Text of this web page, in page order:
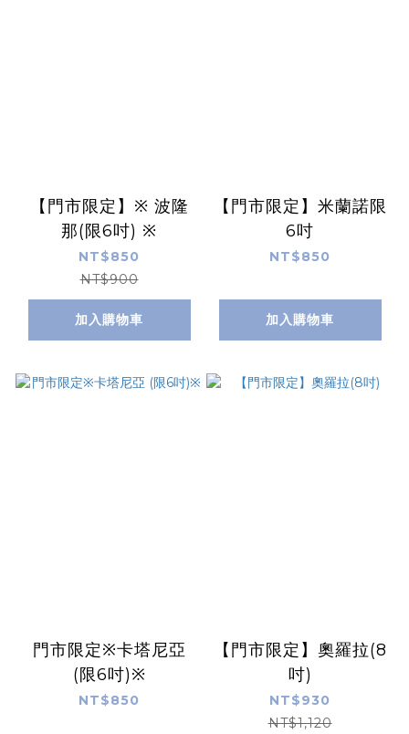
【門市限定】※ 波隆
那(限6吋) ※
NT$850
NT$900
加入購物車
【門市限定】米蘭諾限
6吋
NT$850
加入購物車
門市限定※卡塔尼亞
(限6吋)※
NT$850
【門市限定】奧羅拉(8
吋)
NT$930
NT$1,120